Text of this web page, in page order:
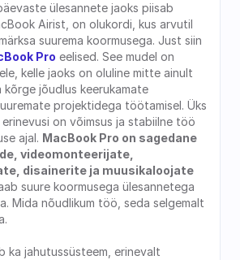
ülesannete jaoks piisab
Airist, on olukordi, kus arvutil
suurema koormusega. Just siin
Pro eelised. See mudel on
kelle jaoks on oluline mitte ainult
kõrge jõudlus keerukamate
projektidega töötamisel. Üks
on võimsus ja stabiilne töö
ajal. MacBook Pro on sagedane
videomonteerijate,
disainerite ja muusikaloojate
suure koormusega ülesannetega
Mida nõudlikum töö, seda selgemalt
ka jahutussüsteem, erinevalt